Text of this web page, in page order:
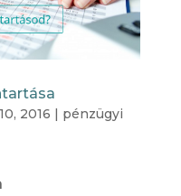
2016 | pénzügyi